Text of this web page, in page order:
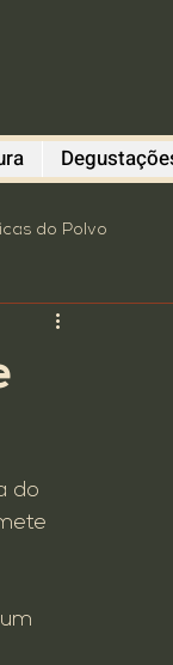
do Polvo
revitalização
do